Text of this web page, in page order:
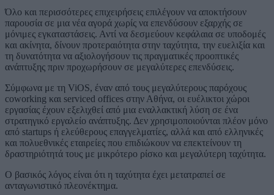
Όλο και περισσότερες επιχειρήσεις επιλέγουν να αποκτήσουν
παρουσία σε μια νέα αγορά χωρίς να επενδύσουν εξαρχής σε
μόνιμες εγκαταστάσεις. Αντί να δεσμεύουν κεφάλαια σε υποδομές
και ακίνητα, δίνουν προτεραιότητα στην ταχύτητα, την ευελιξία και
τη δυνατότητα να αξιολογήσουν τις πραγματικές προοπτικές
ανάπτυξης πριν προχωρήσουν σε μεγαλύτερες επενδύσεις.
Σύμφωνα με τη ViOS, έναν από τους μεγαλύτερους παρόχους
coworking και serviced offices στην Αθήνα, οι ευέλικτοι χώροι
εργασίας έχουν εξελιχθεί από μια εναλλακτική λύση σε ένα
στρατηγικό εργαλείο ανάπτυξης. Δεν χρησιμοποιούνται πλέον μόνο
από startups ή ελεύθερους επαγγελματίες, αλλά και από ελληνικές
και πολυεθνικές εταιρείες που επιδιώκουν να επεκτείνουν τη
δραστηριότητά τους με μικρότερο ρίσκο και μεγαλύτερη ταχύτητα.
Ο βασικός λόγος είναι ότι η ταχύτητα έχει μετατραπεί σε
ανταγωνιστικό πλεονέκτημα.